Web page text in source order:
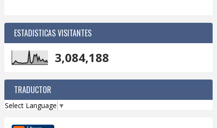
ESTADISTICAS VISITANTES
3,084,188
TRADUCTOR
Select Language ▼